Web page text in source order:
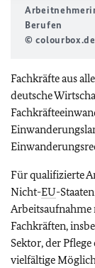
Berufen
© colourbox.de
Fachkräfte aus
deutsche
Für qualifizierte
Nicht-EU-
Arbeitsaufnahme
Fachkräften,
Sektor, der
vielfältige